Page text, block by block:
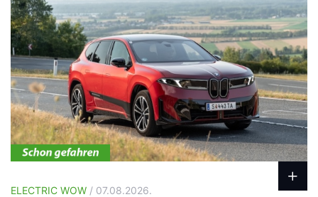
ELECTRIC WOW / 07.08.2026.